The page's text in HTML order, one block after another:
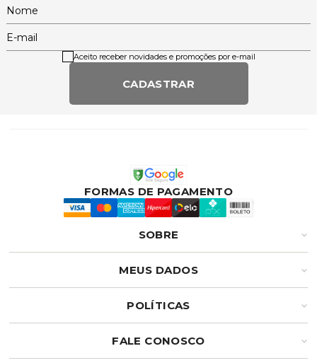
Nome
E-mail
CADASTRAR
Aceito receber novidades e promoções por e-mail
FORMAS DE PAGAMENTO
SOBRE
MEUS DADOS
POLÍTICAS
FALE CONOSCO